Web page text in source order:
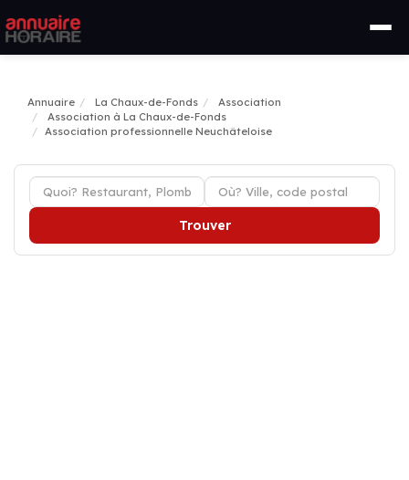
Annuaire La Chaux-de-Fonds
Association
Association à La Chaux-de-Fonds
Association professionnelle Neuchâteloise
Trouver